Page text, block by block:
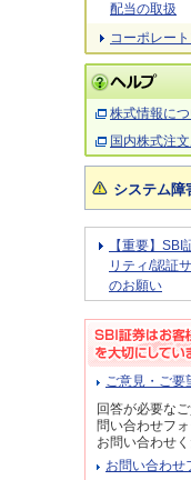
配当の取扱
コーポレー
株式情報に
国内株式注
システム障
【重要】SBI
リティ/認証
のお願い
ご意見・ご要
回答が必要な
問い合わせフ
お問い合わせく
お問い合わせ